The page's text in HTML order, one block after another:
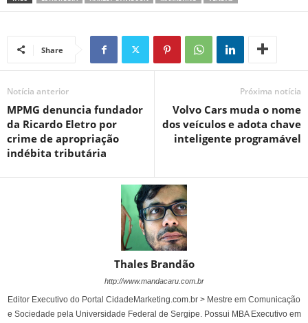
Share
Notícia anterior
MPMG denuncia fundador
da Ricardo Eletro por
crime de apropriação
indébita tributária
Próxima notícia
Volvo Cars muda o nome
dos veículos e adota chave
inteligente programável
Thales Brandão
http://www.mandacaru.com.br
Editor Executivo do Portal CidadeMarketing.com.br > Mestre em Comunicação
e Sociedade pela Universidade Federal de Sergipe. Possui MBA Executivo em